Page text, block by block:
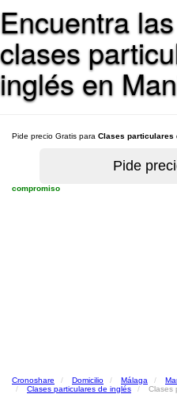
Encuentra
clases
inglés en
Pide precio Gratis para Clases particulares
compromiso
Cronoshare Domicilio Málaga
Clases particulares de inglés
Clases